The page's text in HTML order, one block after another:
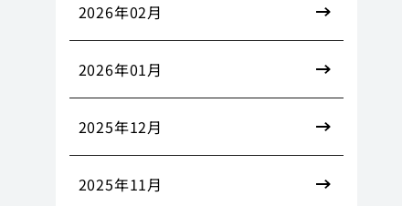
2026年02月
2026年01月
2025年12月
2025年11月